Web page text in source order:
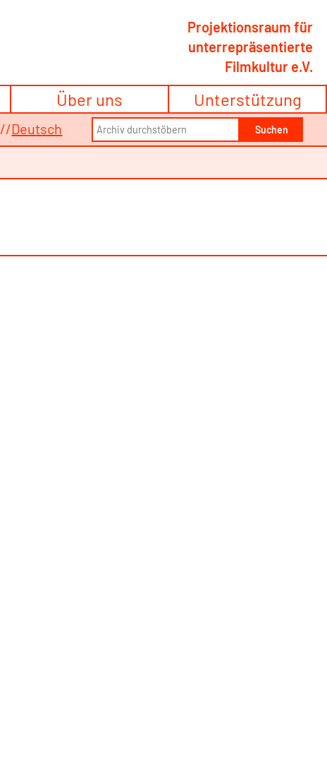
Projektionsraum für
unterrepräsentierte
Filmkultur e.V.
Über uns Unterstützung
//Deutsch
Search
for:
Suchen